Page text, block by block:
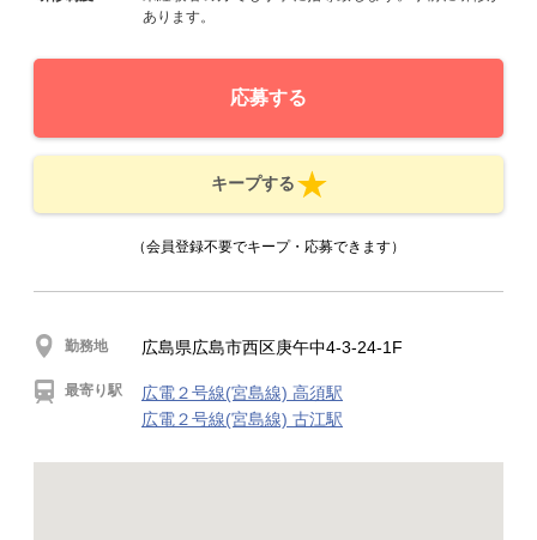
あります。
応募する
キープする
（会員登録不要でキープ・応募できます）
勤務地 広島県広島市西区庚午中4-3-24-1F
最寄り駅
広電２号線(宮島線) 高須駅
広電２号線(宮島線) 古江駅